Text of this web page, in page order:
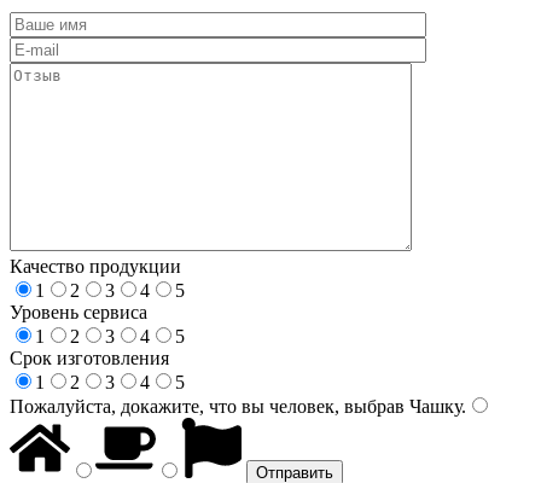
Качество продукции
1
2 3 4
5
Уровень сервиса
1
2 3 4
5
Срок изготовления
1
2 3 4
5
Пожалуйста, докажите, что вы человек, выбрав Чашку.